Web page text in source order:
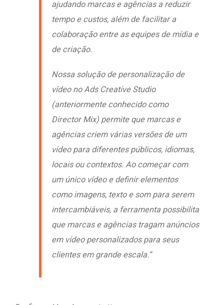
ajudando marcas e agências a reduzir
tempo e custos, além de facilitar a
colaboração entre as equipes de mídia e
de criação.
Nossa solução de personalização de
vídeo no Ads Creative Studio
(anteriormente conhecido como
Director Mix) permite que marcas e
agências criem várias versões de um
vídeo para diferentes públicos, idiomas,
locais ou contextos. Ao começar com
um único vídeo e definir elementos
como imagens, texto e som para serem
intercambiáveis, a ferramenta possibilita
que marcas e agências tragam anúncios
em vídeo personalizados para seus
clientes em grande escala.”